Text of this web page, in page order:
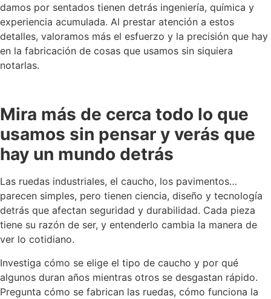
damos por sentados tienen detrás ingeniería, química y
experiencia acumulada. Al prestar atención a estos
detalles, valoramos más el esfuerzo y la precisión que hay
en la fabricación de cosas que usamos sin siquiera
notarlas.
Mira más de cerca todo lo que
usamos sin pensar y verás que
hay un mundo detrás
Las ruedas industriales, el caucho, los pavimentos…
parecen simples, pero tienen ciencia, diseño y tecnología
detrás que afectan seguridad y durabilidad. Cada pieza
tiene su razón de ser, y entenderlo cambia la manera de
ver lo cotidiano.
Investiga cómo se elige el tipo de caucho y por qué
algunos duran años mientras otros se desgastan rápido.
Pregunta cómo se fabrican las ruedas, cómo funciona la